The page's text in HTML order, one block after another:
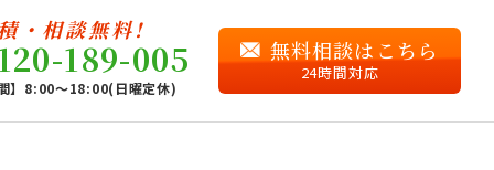
・相談無料!
189-005
】8:00〜18:00(日曜定休)
無料相談はこちら
24時間対応